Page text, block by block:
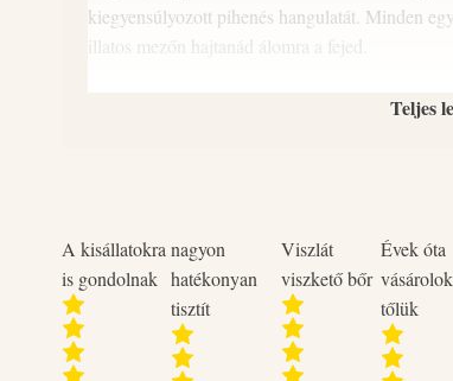
kiegyensúlyozott pihenés hangulatát. Minden
illatos mezőn hajtanád álomra a fejed.
-Kiegyensúlyozott, lágy illat
Próbáld ki, és varázsolj meghitt, levendulás
Teljes
A kisállatokra
is gondolnak
nagyon
hatékonyan
tisztít
Viszlát
viszkető bőr
Évek óta
vásárolok
tőlük